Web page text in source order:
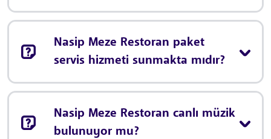
Nasip Meze Restoran paket
servis hizmeti sunmakta mıdır?
Nasip Meze Restoran canlı müzik
bulunuyor mu?